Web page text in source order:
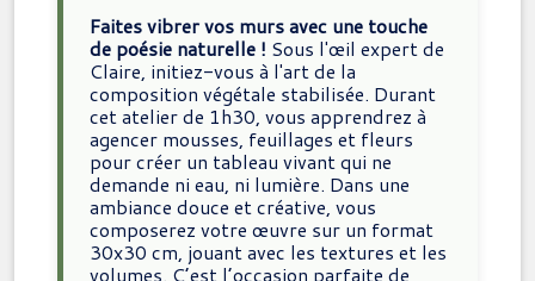
Faites vibrer vos murs avec une touche
de poésie naturelle ! Sous l'œil expert de
Claire, initiez-vous à l'art de la
composition végétale stabilisée. Durant
cet atelier de 1h30, vous apprendrez à
agencer mousses, feuillages et fleurs
pour créer un tableau vivant qui ne
demande ni eau, ni lumière. Dans une
ambiance douce et créative, vous
composerez votre œuvre sur un format
30x30 cm, jouant avec les textures et les
volumes. C’est l’occasion parfaite de